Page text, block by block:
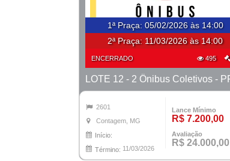
1ª Praça: 05/02/2026 às 14:00
2ª Praça: 11/03/2026 às 14:00
ENCERRADO 495
2601
Contagem, MG
Início:
Término: 11/03/2026
Lance Mínimo
R$ 7.200,00
Avaliação
R$ 24.000,00